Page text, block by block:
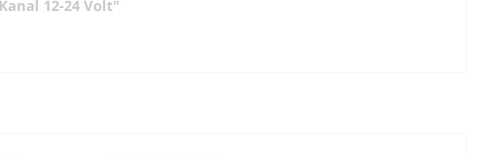
12-24 Volt"